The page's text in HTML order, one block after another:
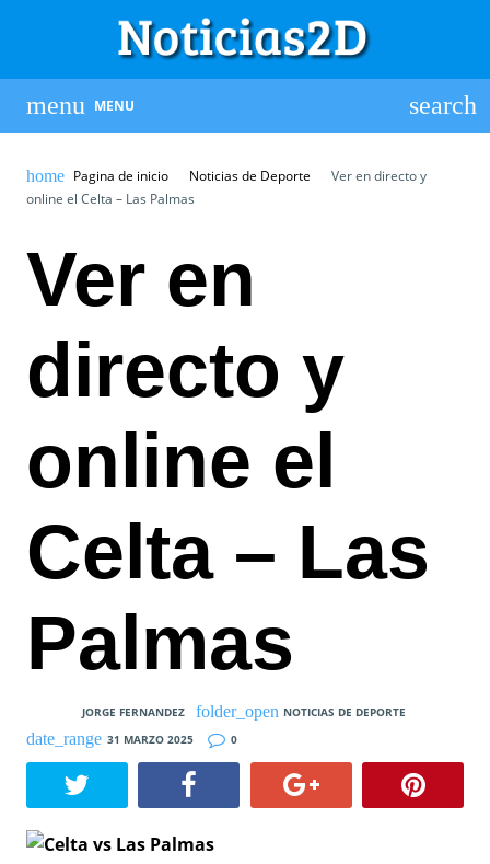
MENU
Pagina de inicio Noticias de Deporte
Ver en directo y
online el Celta – Las Palmas
Ver en
directo y
online el
Celta – Las
Palmas
JORGE FERNANDEZ
NOTICIAS DE DEPORTE
31 MARZO 2025
0